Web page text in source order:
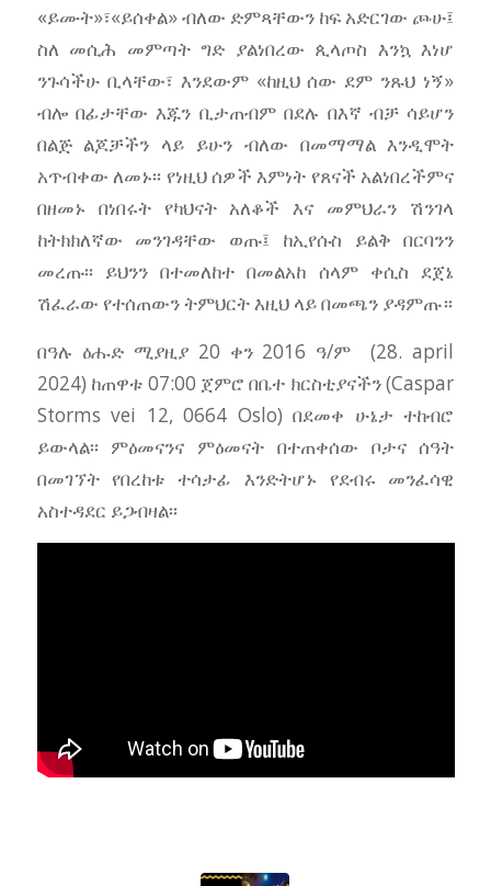
«ይሙት»፣«ይሰቀል» ብለው ድምጻቸውን ከፍ አድርገው ጮሁ፤
ስለ መሲሕ መምጣት ግድ ያልነበረው ጲላጦስ እንኳ እነሆ
ንጉሳችሁ ቢላቸው፣ እንደውም «ከዚህ ሰው ደም ንጹህ ነኝ»
ብሎ በፊታቸው እጁን ቢታጠብም በደሉ በእኛ ብቻ ሳይሆን
በልጅ ልጆቻችን ላይ ይሁን ብለው በመማማል እንዲሞት
አጥብቀው ለመኑ፡፡ የነዚህ ሰዎች እምነት የጸናች አልነበረችምና
በዘመኑ በነበሩት የካህናት አለቆች እና መምህራን ሽንገላ
ከትክክለኛው መንገዳቸው ወጡ፤ ከኢየሱስ ይልቅ በርባንን
መረጡ፡፡ ይህንን በተመለከተ በመልአከ ሰላም ቀሲስ ደጀኔ
ሽፈራው የተሰጠውን ትምህርት እዚህ ላይ በመጫን ያዳምጡ።
በዓሉ ዕሑድ ሚያዚያ 20 ቀን 2016 ዓ/ም (28. april
2024) ከጠዋቱ 07:00 ጀምሮ በቤተ ክርስቲያናችን (Caspar
Storms vei 12, 0664 Oslo) በደመቀ ሁኔታ ተከብሮ
ይውላል፡፡ ምዕመናንና ምዕመናት በተጠቀሰው ቦታና ሰዓት
በመገኘት የበረከቱ ተሳታፊ እንድትሆኑ የደብሩ መንፈሳዊ
አስተዳደር ይጋብዛል፡፡